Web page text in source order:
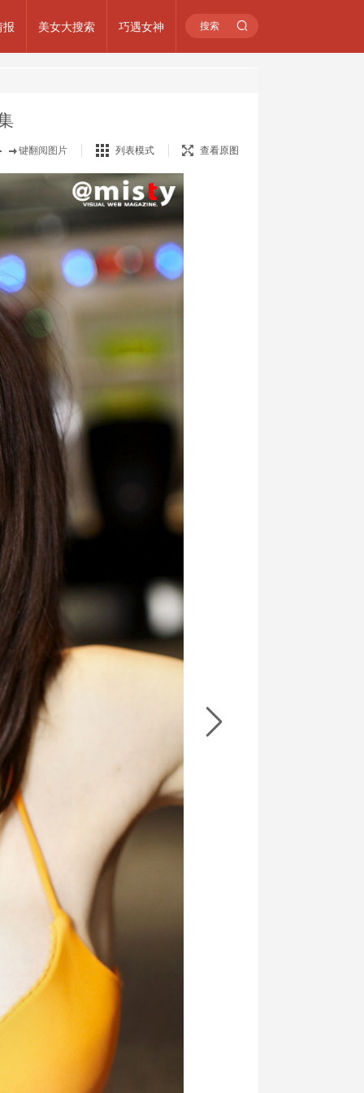
报 美女大搜索 巧遇女神
键翻阅图片 列表模式 查看原图